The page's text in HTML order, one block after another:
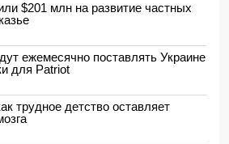
$201 млн на развитие частных
ежемесячно поставлять Украине
для Patriot
трудное детство оставляет